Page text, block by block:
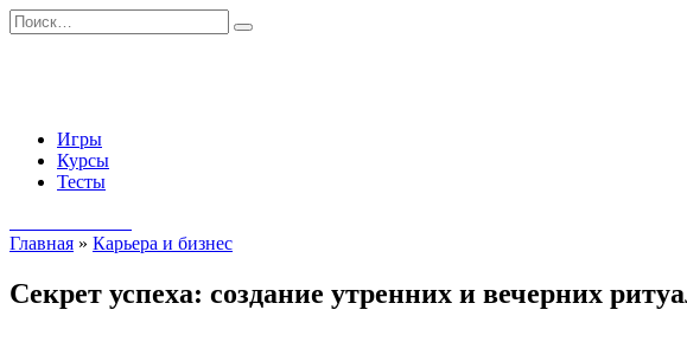
Перейти
к
Search
for:
Игры
Курсы
Тесты
Главная » Карьера и бизнес
Секрет успеха: создание утренних и вечерних